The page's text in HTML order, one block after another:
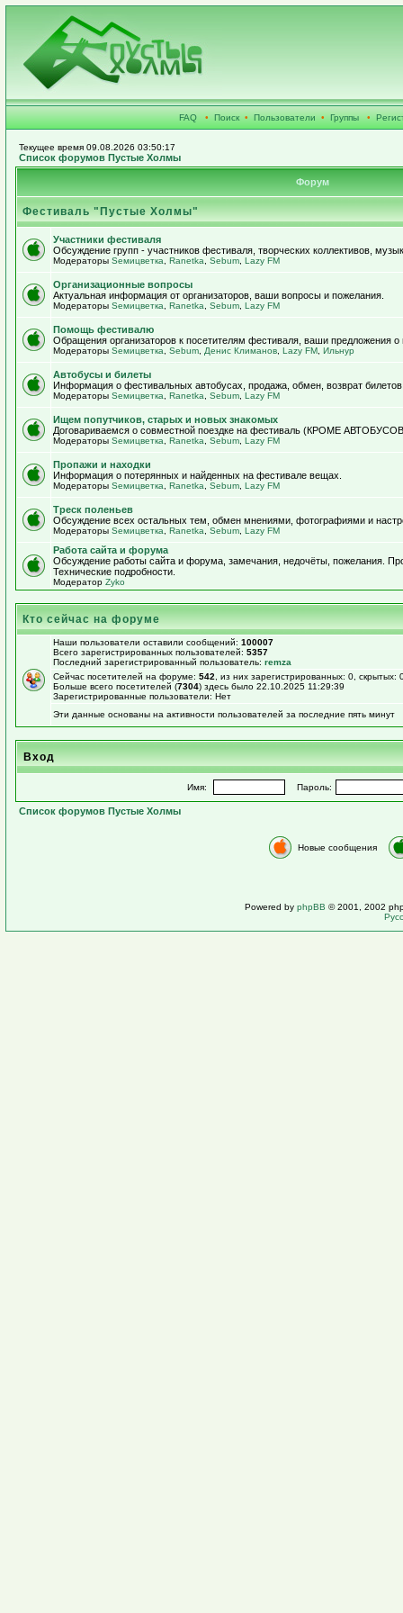
FAQ • Поиск • Пользователи • Группы •
Текущее время 09.08.2026 03:50:17
Список форумов Пустые Холмы
Форум
Фестиваль "Пустые Холмы"
Участники фестиваля
Обсуждение групп - участников фестиваля, творческих коллективов,
Модераторы Sемицветка Ranetka Sebum Lazy FM
Организационные вопросы
Актуальная информация от организаторов, ваши вопросы и пожелания.
Модераторы Sемицветка Ranetka Sebum Lazy FM
Помощь фестивалю
Обращения организаторов к посетителям фестиваля, ваши предложения
Модераторы Sемицветка Sebum Денис Климанов Lazy FM Ильнур
Автобусы и билеты
Информация о фестивальных автобусах, продажа, обмен, возврат
Модераторы Sемицветка Ranetka Sebum Lazy FM
Ищем попутчиков, старых и новых знакомых
Договариваемся о совместной поездке на фестиваль (КРОМЕ
Модераторы Sемицветка Ranetka Sebum Lazy FM
Пропажи и находки
Информация о потерянных и найденных на фестивале вещах.
Модераторы Sемицветка Ranetka Sebum Lazy FM
Треск поленьев
Обсуждение всех остальных тем, обмен мнениями, фотографиями и
Модераторы Sемицветка Ranetka Sebum Lazy FM
Работа сайта и форума
Обсуждение работы сайта и форума, замечания, недочёты, пожелания.
Технические подробности.
Модератор Zyko
Кто сейчас на форуме
Наши пользователи оставили сообщений: 100007
Всего зарегистрированных пользователей: 5357
Последний зарегистрированный пользователь: remza
Сейчас посетителей на форуме: 542 , из них зарегистрированных: 0,
Больше всего посетителей (7304) здесь было 22.10.2025 11:29:39
Зарегистрированные пользователи: Нет
Эти данные основаны на активности пользователей за последние пять минут
Вход
Имя: Пароль:
Список форумов Пустые Холмы
Новые сообщения
Powered by phpBB © 2001, 2002